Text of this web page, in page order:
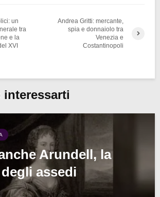
un
tra
e la
XVI
Andrea Gritti: mercante,
spia e donnaiolo tra
Venezia e
Costantinopoli
interessarti
Arundell, la
assedi